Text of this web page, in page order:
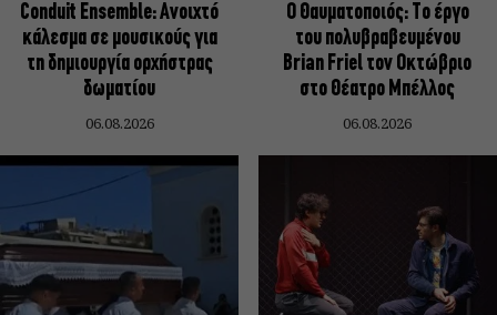
Conduit Ensemble: Ανοιχτό
κάλεσμα σε μουσικούς για
τη δημιουργία ορχήστρας
δωματίου
06.08.2026
Ο Θαυματοποιός: Το έργο
του πολυβραβευμένου
Brian Friel τον Οκτώβριο
στο Θέατρο Μπέλλος
06.08.2026